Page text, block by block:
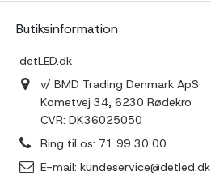
Butiksinformation
detLED.dk
v/ BMD Trading Denmark ApS
Kometvej 34, 6230 Rødekro
CVR: DK36025050
Ring til os: 71 99 30 00
E-mail: kundeservice@detled.dk